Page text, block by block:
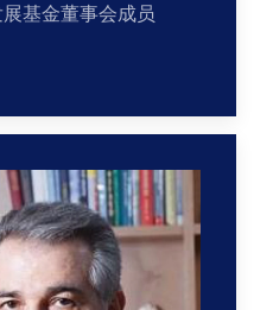
基金董事会成员